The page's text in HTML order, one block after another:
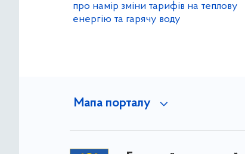
про намір зміни тарифів на теплову
енергію та гарячу воду
Мапа порталу